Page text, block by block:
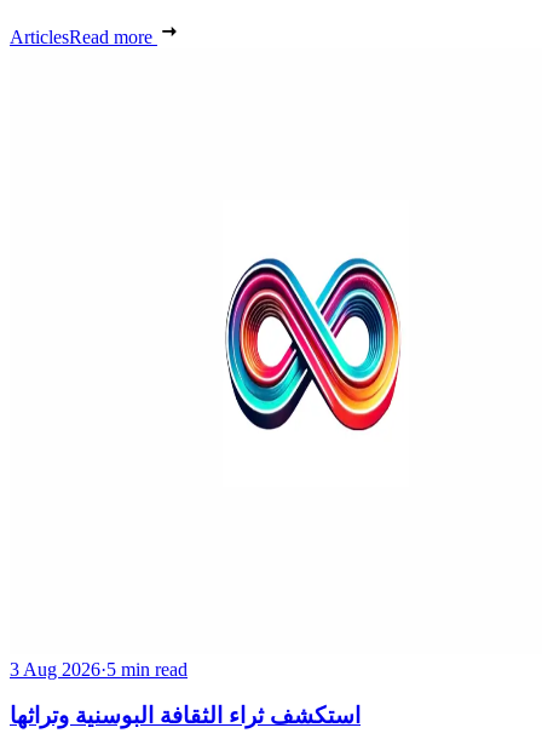
ArticlesRead more
3 Aug 2026·5 min read
استكشف ثراء الثقافة البوسنية وتراثها